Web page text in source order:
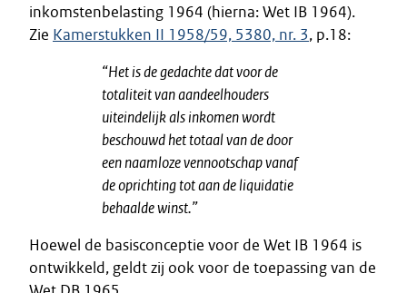
inkomstenbelasting 1964 (hierna: Wet IB 1964).
Zie Kamerstukken II 1958/59, 5380, nr. 3, p.18:
“Het is de gedachte dat voor de
totaliteit van aandeelhouders
uiteindelijk als inkomen wordt
beschouwd het totaal van de door
een naamloze vennootschap vanaf
de oprichting tot aan de liquidatie
behaalde winst.”
Hoewel de basisconceptie voor de Wet IB 1964 is
ontwikkeld, geldt zij ook voor de toepassing van de